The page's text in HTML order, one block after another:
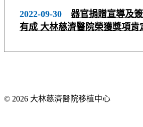
2022-09-30 器官捐贈宣導及
有成 大林慈濟醫院榮獲獎項肯
© 2026 大林慈濟醫院移植中心